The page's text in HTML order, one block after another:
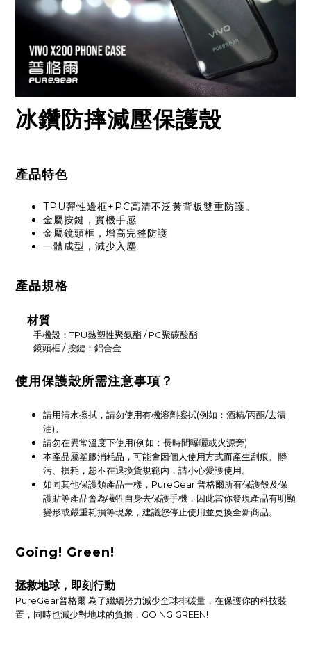
冰鑽防摔減壓保護殼
產品特色
TPU彈性邊框+PC高清不泛黃背板雙重防護。
金屬按鍵，實機手感
金屬鏡頭框，增高完整防護
一體成型，減少入塵
產品規格
材質
手機殼：TPU熱塑性聚氨酯 / PC聚碳酸酯
鏡頭框 / 按鍵：鋁合金
使用保護殼所需注意事項？
請用清水擦拭，請勿使用有機溶劑擦拭(例如：酒精/丙酮/去漬
油)。
請勿在異常溫度下使用(例如：長時間曝曬或火源旁)
本產品屬塑膠消耗品，可能會因個人使用方式而產生刮痕、髒
污、損耗，恕不在退換貨規範內，請小心愛護使用。
如同其他保護類產品一樣，PureGear 普格爾所有保護殼及保
護貼等產品會為犧牲自身去保護手機，因此當你發現產品有明顯
變形或嚴重耗損等現象，建議您停止使用並更換全新商品。
Going! Green!
拯救地球，即刻行動
PureGear普格爾 為了繼續努力減少全球排碳量，在保護你的科技裝
置，同時也減少對地球的負擔，GOING GREEN!